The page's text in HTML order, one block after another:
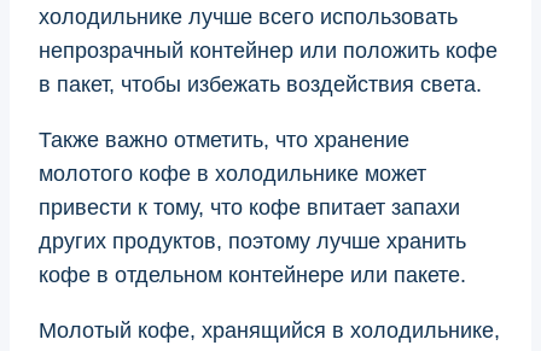
холодильнике лучше всего использовать
непрозрачный контейнер или положить кофе
в пакет, чтобы избежать воздействия света.
Также важно отметить, что хранение
молотого кофе в холодильнике может
привести к тому, что кофе впитает запахи
других продуктов, поэтому лучше хранить
кофе в отдельном контейнере или пакете.
Молотый кофе, хранящийся в холодильнике,